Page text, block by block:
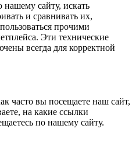
сайту, искать
и сравнивать их,
прочими
Эти технические
всегда для корректной
часто вы посещаете наш сайт,
на какие ссылки
по нашему сайту.